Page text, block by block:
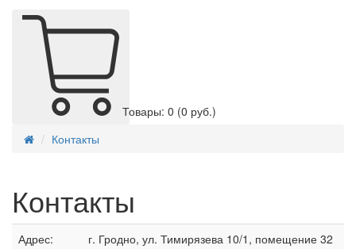
Товары: 0 (0 руб.)
Контакты
Контакты
Адрес: г. Гродно, ул. Тимирязева 10/1, помещение 32